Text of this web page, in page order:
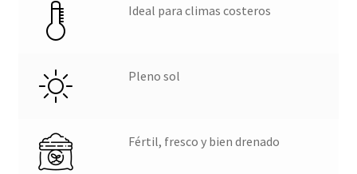
Ideal para climas costeros
Pleno sol
Fértil, fresco y bien drenado